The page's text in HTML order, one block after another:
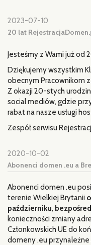
2023-07-10
20 lat
Jesteśmy z Wami już od
Dziękujemy wszystkim
obecnym Pracownikom
Z okazji 20-stych
social mediów, gdzie
rabat na nasze usługi
Zespół serwisu
2020-10-02
Abonenci domen .eu a
Abonenci domen .eu
terenie Wielkiej Brytanii
październiku,
konieczności zmiany
Członkowskich UE do
domeny .eu